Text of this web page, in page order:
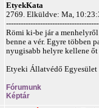
EtyekKata
2769. Elküldve: Ma,
Römi ki-be jár a
benne a vér. Egyre többen
nyugisabb helyre kellene
Etyeki Állatvédő Egyesület
Fórumunk
Képtár